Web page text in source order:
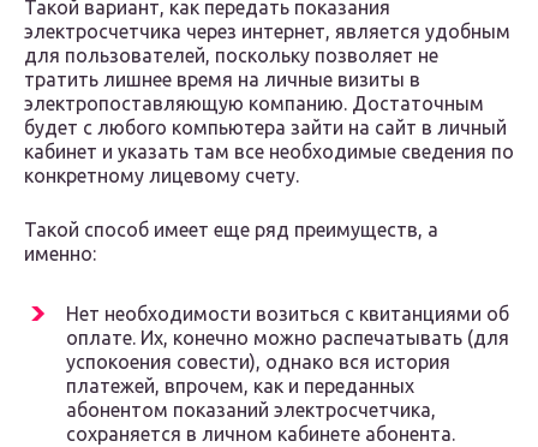
Такой вариант, как передать показания
электросчетчика через интернет, является удобным
для пользователей, поскольку позволяет не
тратить лишнее время на личные визиты в
электропоставляющую компанию. Достаточным
будет с любого компьютера зайти на сайт в личный
кабинет и указать там все необходимые сведения по
конкретному лицевому счету.
Такой способ имеет еще ряд преимуществ, а
именно:
Нет необходимости возиться с квитанциями об
оплате. Их, конечно можно распечатывать (для
успокоения совести), однако вся история
платежей, впрочем, как и переданных
абонентом показаний электросчетчика,
сохраняется в личном кабинете абонента.